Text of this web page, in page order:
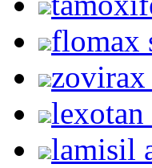
flomax
zovirax
lexotan
lamisil